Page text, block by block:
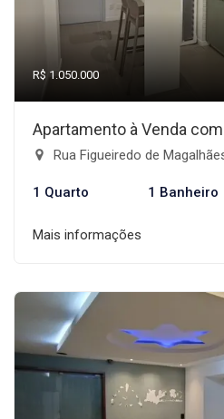
R$ 1.050.000
Apartamento à Venda
Rua Figueiredo de Magalhães -
1 Quarto 1 Banheiro
Mais informações